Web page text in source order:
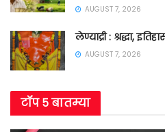
AUGUST 7, 2026
लेण्याद्री : श्रद्धा,
AUGUST 7, 2026
टॉप ५ बातम्या